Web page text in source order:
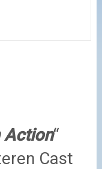
Action“
Cast